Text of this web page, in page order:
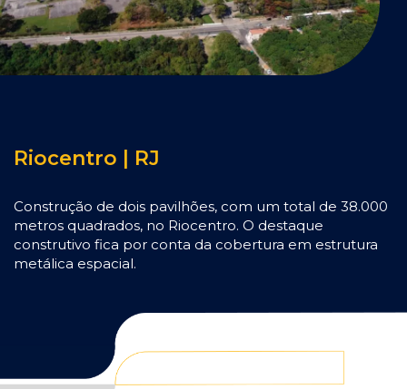
Riocentro | RJ
Construção de dois pavilhões, com um total de 38.000
metros quadrados, no Riocentro. O destaque
construtivo fica por conta da cobertura em estrutura
metálica espacial.